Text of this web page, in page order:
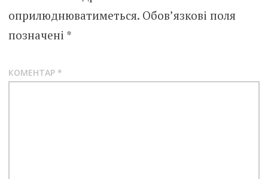
оприлюднюватиметься. Обов’язкові поля
позначені *
КОМЕНТАР *